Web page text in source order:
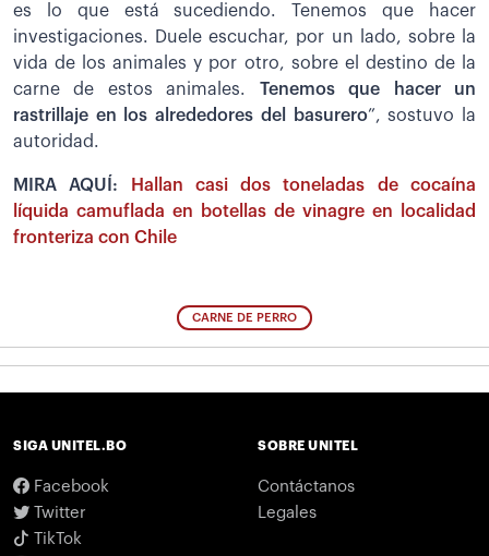
es lo que está sucediendo. Tenemos que hacer
investigaciones. Duele escuchar, por un lado, sobre la
vida de los animales y por otro, sobre el destino de la
carne de estos animales. Tenemos que hacer un
rastrillaje en los alrededores del basurero”, sostuvo la
autoridad.
MIRA AQUÍ:
Hallan casi dos toneladas de cocaína
líquida camuflada en botellas de vinagre en localidad
fronteriza con Chile
CARNE DE PERRO
SIGA UNITEL.BO
Facebook
Twitter
TikTok
SOBRE UNITEL
Contáctanos
Legales